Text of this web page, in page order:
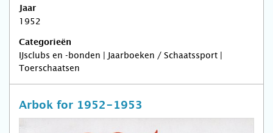
Jaar
1952
Categorieën
IJsclubs en -bonden | Jaarboeken / Schaatssport |
Toerschaatsen
Arbok for 1952-1953